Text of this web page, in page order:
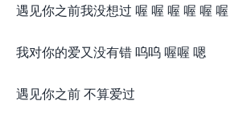
遇见你之前我没想过 喔 喔 喔 喔 喔 喔
我对你的爱又没有错 呜呜 喔喔 嗯
遇见你之前 不算爱过